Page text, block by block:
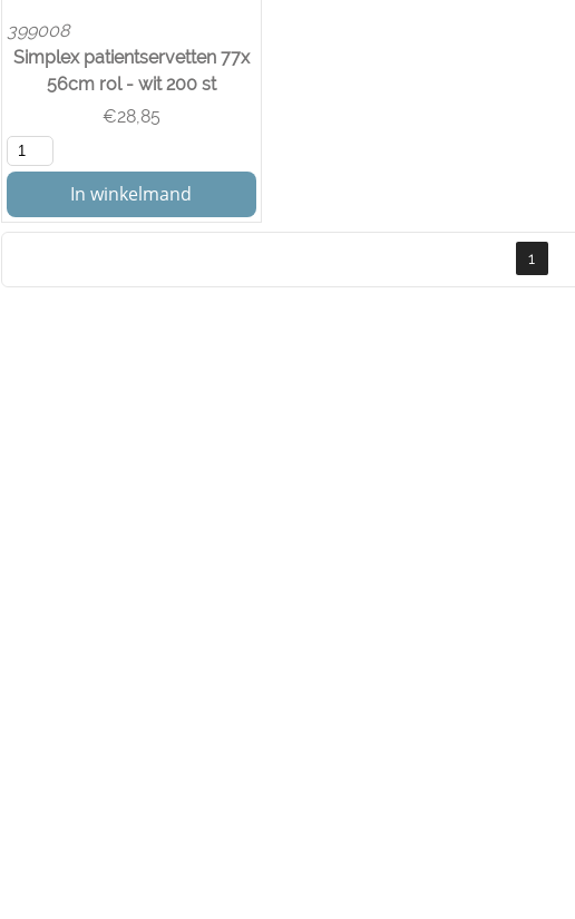
399008
Simplex patientservetten 77x
56cm rol - wit 200 st
€28,85
In winkelmand
1